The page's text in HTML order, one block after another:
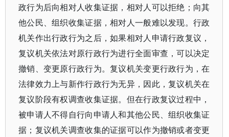
政行为后向相对人收集证据，相对人可以拒绝；向其
他公民、组织收集证据，相对人一般难以发现。行政
机关作出行政行为之后，如果相对人申请行政复议，
复议机关依法对原行政行为进行全面审查，可以决定
撤销、变更原行政行为。复议机关变更行政行为，在
法律效力上与新作行政行为无异，因此，复议机关在
复议阶段有权调查收集证据。但在行政复议过程中，
被申请人不得自行向申请人和其他公民、组织收集证
据；复议机关调查收集的证据可以作为撤销或者变更